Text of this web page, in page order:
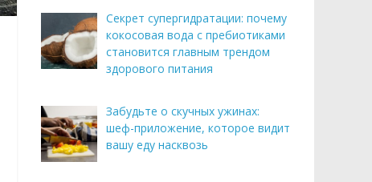
Секрет супергидратации: почему
кокосовая вода с пребиотиками
становится главным трендом
здорового питания
Забудьте о скучных ужинах:
шеф-приложение, которое видит
вашу еду насквозь